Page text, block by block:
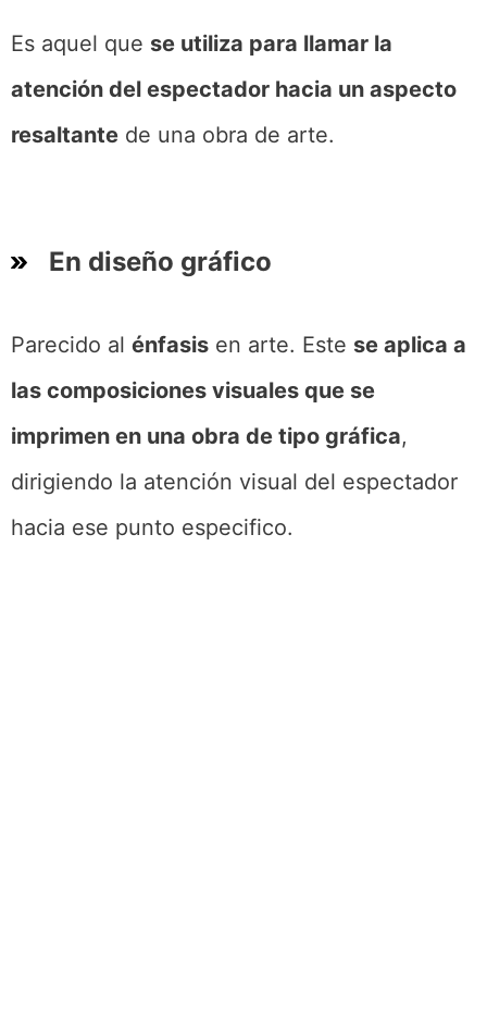
Es aquel que se utiliza para llamar la
atención del espectador hacia un aspecto
resaltante de una obra de arte.
En diseño gráfico
Parecido al énfasis en arte. Este se aplica a
las composiciones visuales que se
imprimen en una obra de tipo gráfica,
dirigiendo la atención visual del espectador
hacia ese punto especifico.